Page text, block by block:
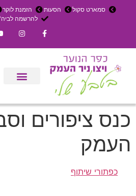
סמארט סקול הסעות הזמנת לוקר
להרשמה
כנס ציפורים
העמק
כפתורי שיתוף